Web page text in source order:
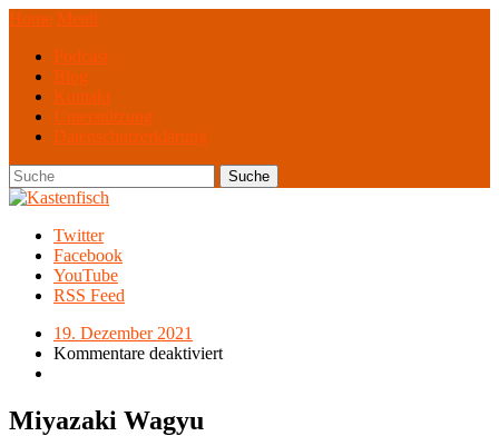
Home Menü
Podcast
Blog
Kontakt
Unterstützung
Datenschutzerklärung
Twitter
Facebook
YouTube
RSS Feed
19. Dezember 2021
Kommentare deaktiviert
Miyazaki Wagyu